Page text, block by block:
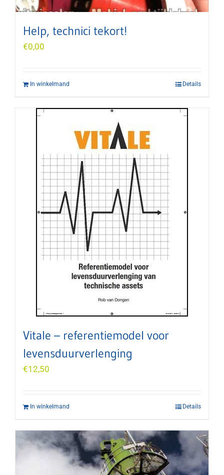
Help, technici tekort!
€0,00
In winkelmand Details
Vitale – referentiemodel voor
levensduurverlenging
€12,50
In winkelmand Details